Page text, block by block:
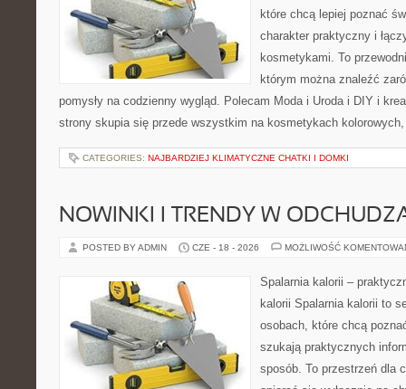
które chcą lepiej poznać
charakter praktyczny i
kosmetykami. To
którym można znaleźć
pomysły na codzienny wygląd. Polecam Moda i Uroda i DIY i
strony skupia się przede wszystkim na kosmetykach
CATEGORIES: NAJBARDZIEJ KLIMATYCZNE CHATKI I DOMKI
NOWINKI I TRENDY W
POSTED BY ADMIN CZE - 18 - 2026 MOŻLIWOŚĆ
Spalarnia kalorii –
kalorii Spalarnia kalorii to
osobach, które chcą
szukają praktycznych
sposób. To przestrzeń dla